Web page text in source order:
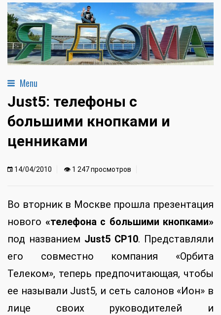
Menu
Just5: телефоны с
большими кнопками и
ценниками
14/04/2010 👁 1 247 просмотров
Во вторник в Москве прошла презентация
нового «телефона с большими кнопками»
под названием Just5 CP10. Представляли
его совместно компания «Орбита
Телеком», теперь предпочитающая, чтобы
ее называли Just5, и сеть салонов «Ион» в
лице своих руководителей и